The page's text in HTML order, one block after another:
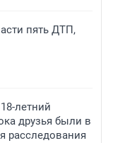
пять ДТП,
летний
друзья были в
расследования